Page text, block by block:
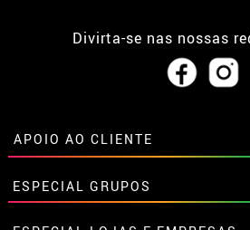
Divirta-se nas nossas
APOIO AO CLIENTE
• Sobre nós
• Condições de venda
ESPECIAL GRUPOS